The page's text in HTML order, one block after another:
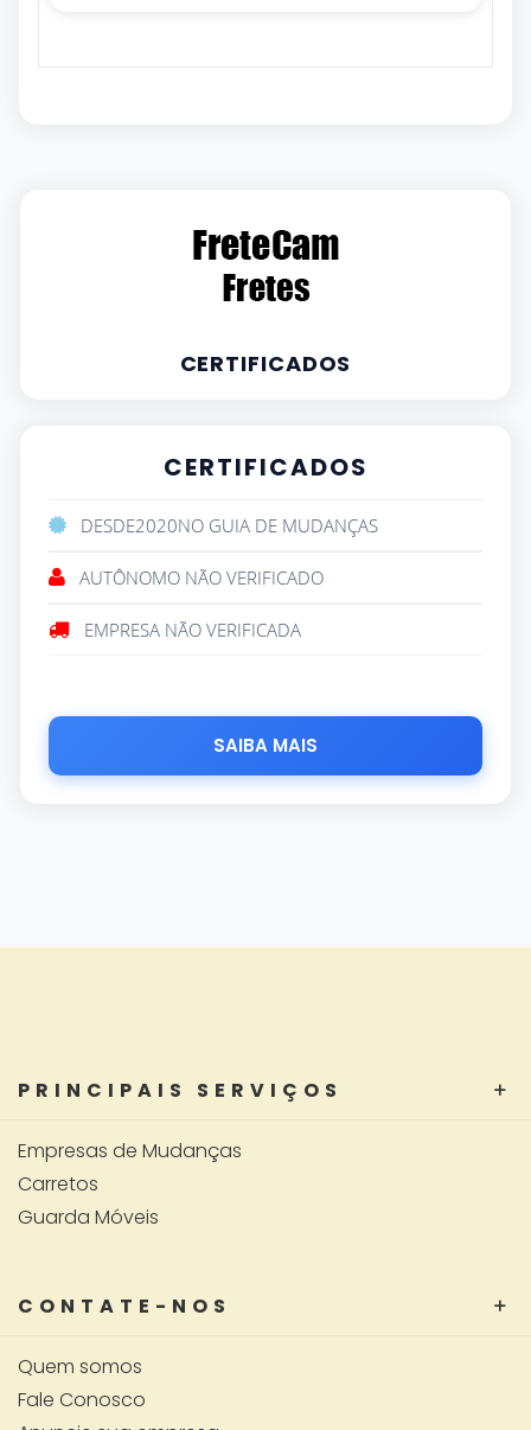
CERTIFICADOS
CERTIFICADOS
DESDE2020NO GUIA DE MUDANÇAS
AUTÔNOMO NÃO VERIFICADO
EMPRESA NÃO VERIFICADA
SAIBA MAIS
PRINCIPAIS SERVIÇOS
Empresas de Mudanças
Carretos
Guarda Móveis
CONTATE-NOS
Quem somos
Fale Conosco